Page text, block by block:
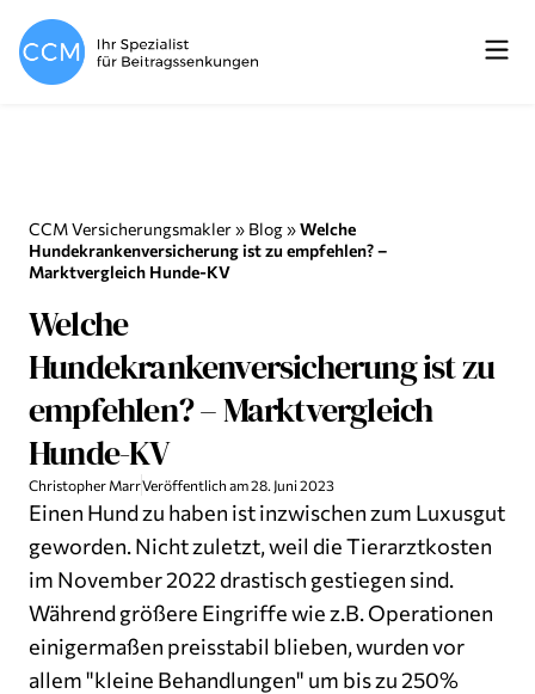
CCM Versicherungsmakler» Blog»Welche
Hundekrankenversicherung ist zu empfehlen? –
Marktvergleich Hunde-KV
Welche
Hundekrankenversicherung ist zu
empfehlen? – Marktvergleich
Hunde-KV
Christopher MarrVeröffentlich am28. Juni 2023
Einen Hund zu haben ist inzwischen zum Luxusgut
geworden. Nicht zuletzt, weil die Tierarztkosten
im November 2022 drastisch gestiegen sind.
Während größere Eingriffe wie z.B. Operationen
einigermaßen preisstabil blieben, wurden vor
allem "kleine Behandlungen" um bis zu 250%